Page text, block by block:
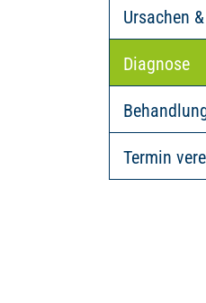
Ursachen
Diagnose
Termin